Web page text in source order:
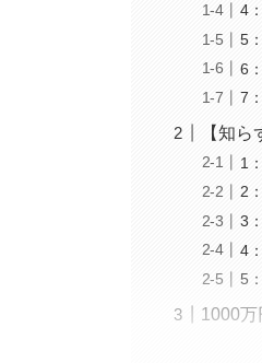
4
5
6
7
【知
1
2
3
4
5
1000万